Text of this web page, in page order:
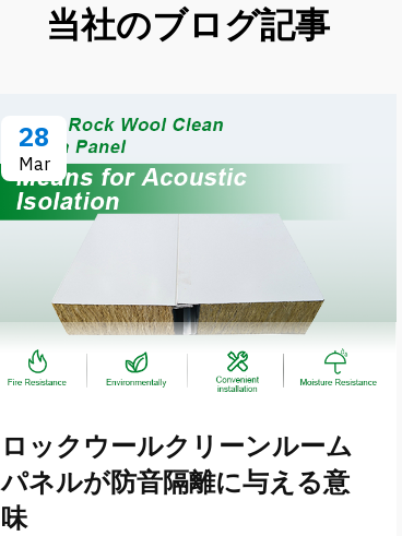
当社のブログ記事
28
Mar
ロックウールクリーンルーム
パネルが防音隔離に与える意
味